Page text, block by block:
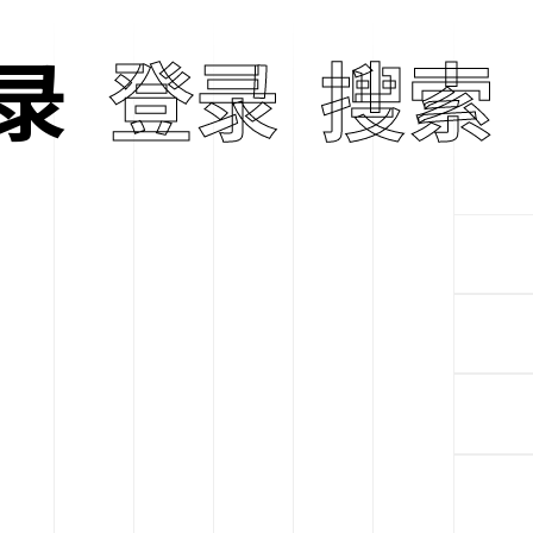
登录 搜索